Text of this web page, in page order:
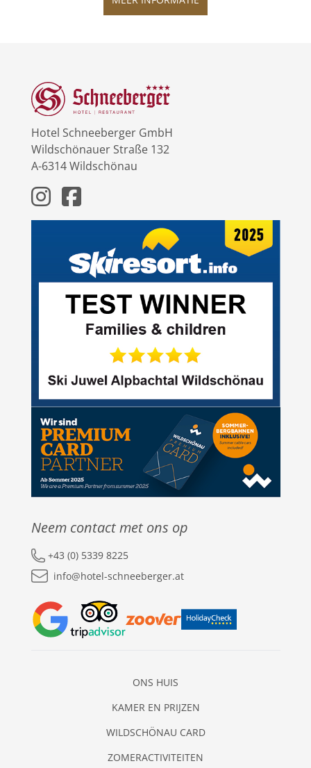
Hotel Schneeberger GmbH
Wildschönauer Straße 132
A-6314 Wildschönau
InstagramFacebook
Neem contact met ons op
+43 (0) 5339 8225
info@hotel-schneeberger.at
ONS HUIS
KAMER EN PRIJZEN
WILDSCHÖNAU CARD
ZOMERACTIVITEITEN